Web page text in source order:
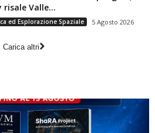
risale Valle...
ed Esplorazione Spaziale 5 Agosto 2026
Carica altri